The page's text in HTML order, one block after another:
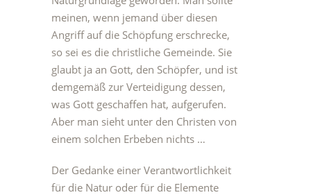
meinen, wenn jemand über diesen
Angriff auf die Schöpfung erschrecke,
so sei es die christliche Gemeinde. Sie
glaubt ja an Gott, den Schöpfer, und ist
demgemäß zur Verteidigung dessen,
was Gott geschaffen hat, aufgerufen.
Aber man sieht unter den Christen von
einem solchen Erbeben nichts …
Der Gedanke einer Verantwortlichkeit
für die Natur oder für die Elemente